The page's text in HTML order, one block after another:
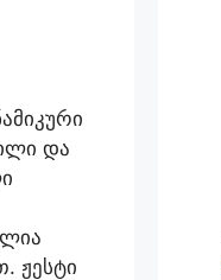
და
ჟესტი